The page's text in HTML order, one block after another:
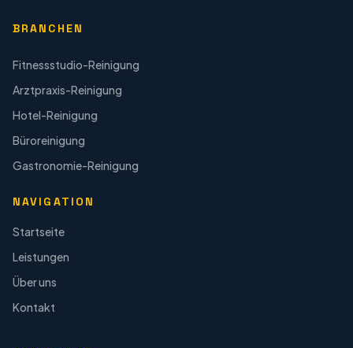
BRANCHEN
Fitnessstudio-Reinigung
Arztpraxis-Reinigung
Hotel-Reinigung
Büroreinigung
Gastronomie-Reinigung
NAVIGATION
Startseite
Leistungen
Über uns
Kontakt